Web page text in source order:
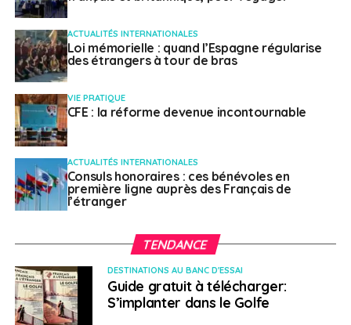
filières, les stages occupent une place importante à la
fin du cursus (médecine, sciences vétérinaires,
pharmacie, psychologie, droit et enseignement par
exemple).
Entreprendre
On trouve plusieurs axes industriels compétitifs en
Hongrie. Parmi eux figurent l’industrie automobile, le
secteur des équipements électroniques et des
télécommunications, celui des énergies renouvelables
Hongrie souhaite en particulier attirer les
investissements étrangers dont les impacts sont
positifs sur l’économie et les emplois locaux
(environnement, développement des technologies de
l’information, etc.). Pour ce faire, le pays a mis en place
ACTUALITÉS INTERNATIONALES
Loi mémorielle : quand l’Espagne régularise
des étrangers à tour de bras
VIE PRATIQUE
CFE : la réforme devenue incontournable
ACTUALITÉS INTERNATIONALES
Consuls honoraires : ces bénévoles en
première ligne auprès des Français de
l’étranger
TENDANCE
DESTINATIONS AU BANC D'ESSAI
Guide gratuit à télécharger:
S’implanter dans le Golfe